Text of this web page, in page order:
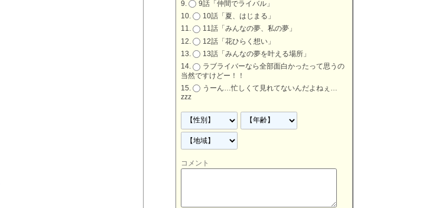
9話「仲間でライバル」
10話「夏、はじまる」
11話「みんなの夢、私の夢」
12話「花ひらく想い」
13話「みんなの夢を叶える場所」
ラブライバーなら全部面白かったって思うの
当然ですけどー！！
うーん…忙しくて見れてないんだよねぇ…
zzz
コメント